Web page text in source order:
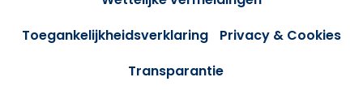
Toegankelijkheidsverklaring
Privacy & Cookies
Transparantie